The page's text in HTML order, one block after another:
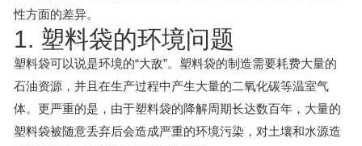
性方面的差异。
1. 塑料袋的环境问题
塑料袋可以说是环境的“大敌”。塑料袋的制造需要耗费大量的
石油资源，并且在生产过程中产生大量的二氧化碳等温室气
体。更严重的是，由于塑料袋的降解周期长达数百年，大量的
塑料袋被随意丢弃后会造成严重的环境污染，对土壤和水源造